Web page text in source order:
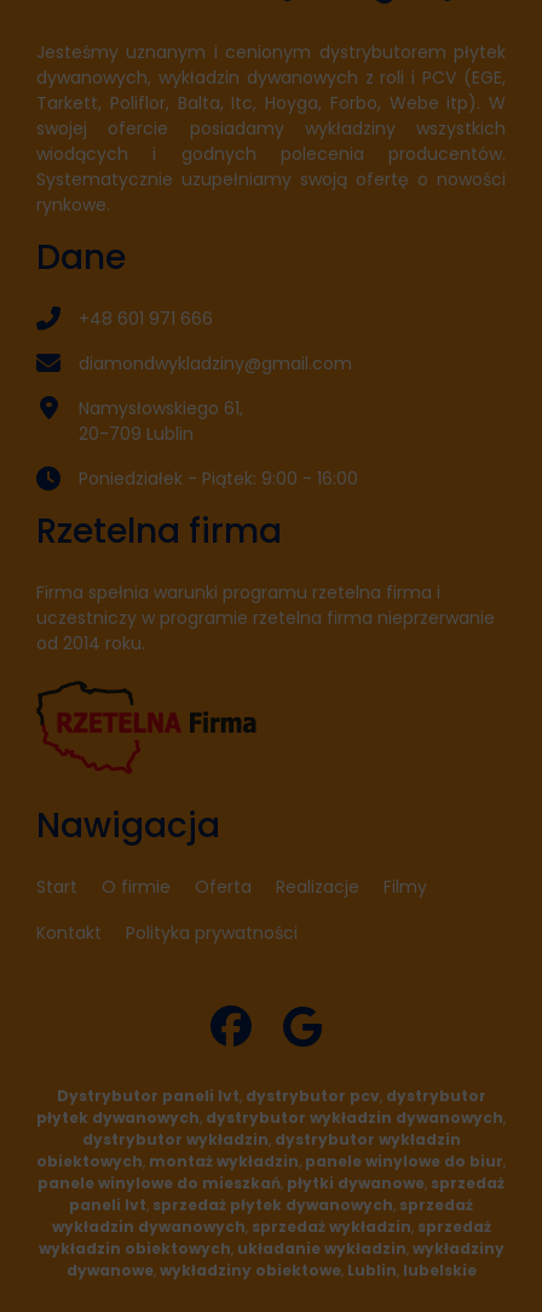
Jesteśmy uznanym i cenionym dystrybutorem płytek
dywanowych, wykładzin dywanowych z roli i PCV (EGE,
Tarkett, Poliflor, Balta, Itc, Hoyga, Forbo, Webe itp). W
swojej ofercie posiadamy wykładziny wszystkich
wiodących i godnych polecenia producentów.
Systematycznie uzupełniamy swoją ofertę o nowości
rynkowe.
Dane
+48 601 971 666
diamondwykladziny@gmail.com
Namysłowskiego 61,
20-709 Lublin
Poniedziałek - Piątek: 9:00 - 16:00
Rzetelna firma
Firma spełnia warunki programu rzetelna firma i
uczestniczy w programie rzetelna firma nieprzerwanie
od 2014 roku.
Nawigacja
Start O firmie Oferta Realizacje
Filmy
Kontakt
Polityka prywatności
fab
fa-
facebook
fab
fa-
google
Dystrybutor paneli lvt, dystrybutor pcv, dystrybutor
płytek dywanowych, dystrybutor wykładzin dywanowych,
dystrybutor wykładzin, dystrybutor wykładzin
obiektowych, montaż wykładzin, panele winylowe do biur,
panele winylowe do mieszkań, płytki dywanowe, sprzedaż
paneli lvt, sprzedaż płytek dywanowych, sprzedaż
wykładzin dywanowych, sprzedaż wykładzin, sprzedaż
wykładzin obiektowych, układanie wykładzin,wykładziny
dywanowe,wykładziny obiektowe, Lublin, lubelskie